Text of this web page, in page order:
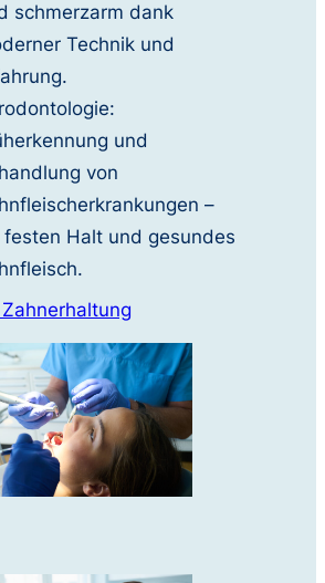
schmerzarm dank
Technik und
und
von
–
Halt und gesundes